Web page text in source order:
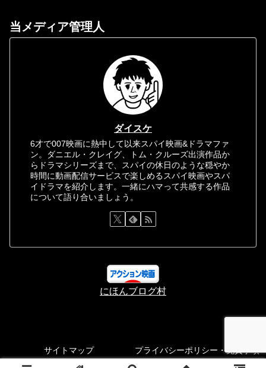
当メディア管理人
ダイスケ
6才で007映画に熱中して以来スパイ映画&ドラマファ
ン。ダニエル・クレイグ、トム・クルーズ出演作品か
らドラマシリーズまで、スパイの休日のような穏やか
時間に動画配信サービスで楽しめるスパイ映画やスパ
イドラマを紹介します。一緒にハマって共感する作品
について語り合いましょう。
にほんブログ村
サイトマップ プライバシーポリシー・免責事項